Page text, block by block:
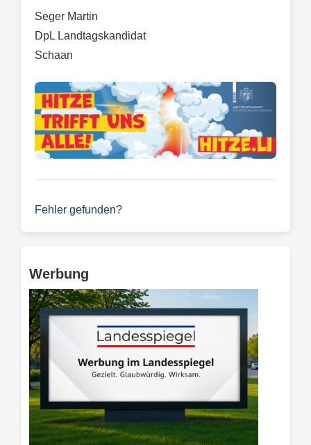
Seger Martin
DpL Landtagskandidat
Schaan
Fehler gefunden?
Werbung